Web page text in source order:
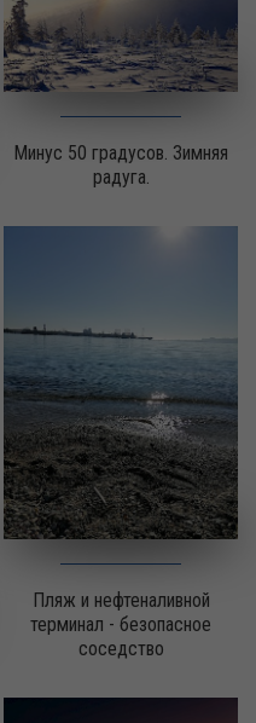
Минус 50 градусов. Зимняя
радуга.
Пляж и нефтеналивной
терминал - безопасное
соседство